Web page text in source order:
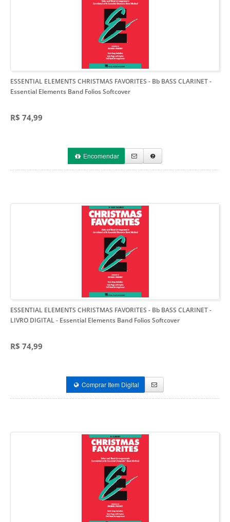
ESSENTIAL ELEMENTS CHRISTMAS FAVORITES - Bb BASS CLARINET-
Essential Elements Band Folios Softcover
R$ 74,99
Encomendar
ESSENTIAL ELEMENTS CHRISTMAS FAVORITES - Bb BASS CLARINET -
LIVRO DIGITAL- Essential Elements Band Folios Softcover
R$ 74,99
Comprar Item Digital